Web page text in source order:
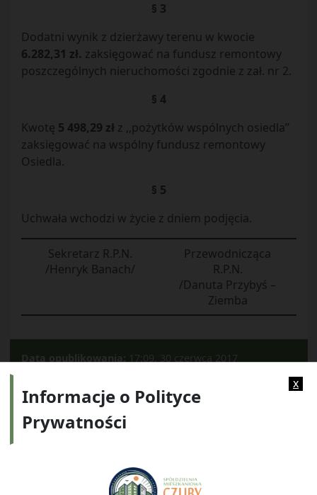
§ 3
Dodatni wynik z dzierżawy terenu w kwocie
6.282,31 zł. zaksięgować na fundusz remontowy
poszczególnych nieruchomości zgodnie z zał. nr 2.
§ 4
Kwotę 5 498,29 zł z ,,pożytków wspólnych osiedla”
zaksięgować na wspólny fundusz remontowy
Osiedla.
§ 5
Uchwała wchodzi w życie z dniem podjęcia.
Sekretarz R.P.N.
/Henryk Banach/
Przewodnicząca
R.P.N.
/Danuta Przybyś –
Ziemba
Data opublikowania: 17:09, 30 czerwca 2017
x
Informacje o Polityce
Prywatności